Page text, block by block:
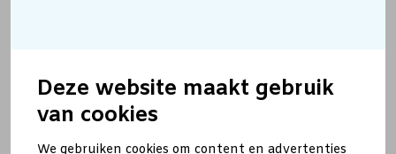
Deze website maakt gebruik
van cookies
We gebruiken cookies om content en advertenties